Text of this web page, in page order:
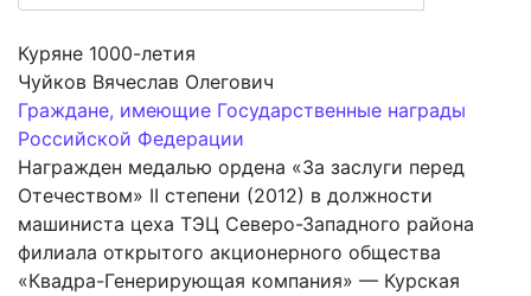
Куряне 1000-летия
Чуйков Вячеслав Олегович
Граждане, имеющие Государственные награды
Российской Федерации
Награжден медалью ордена «За заслуги перед
Отечеством» II степени (2012) в должности
машиниста цеха ТЭЦ Северо-Западного района
филиала открытого акционерного общества
«Квадра-Генерирующая компания» — Курская